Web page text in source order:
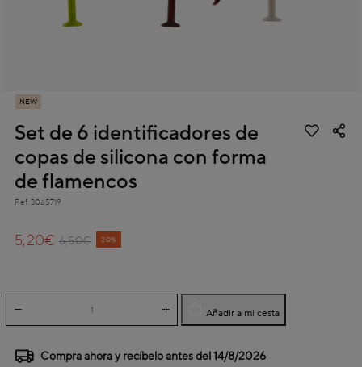
NEW
Set de 6 identificadores de
copas de silicona con forma
de flamencos
Ref. 3065719
Price reduced from
6,50€
to 20%
5,20€
Añadir a mi cesta
Compra ahora y recíbelo antes del14/8/2026